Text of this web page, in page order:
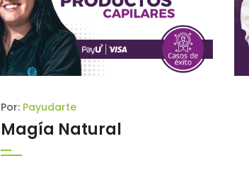
Por: Payudarte
Magía Natural